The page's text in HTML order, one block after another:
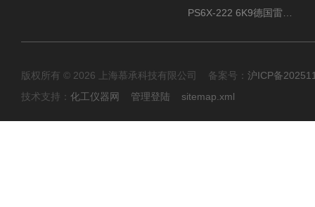
版权所有 © 2026 上海慕承科技有限公司 备案号： 沪ICP备
技术支持： 化工仪器网 管理登陆 sitemap.xml